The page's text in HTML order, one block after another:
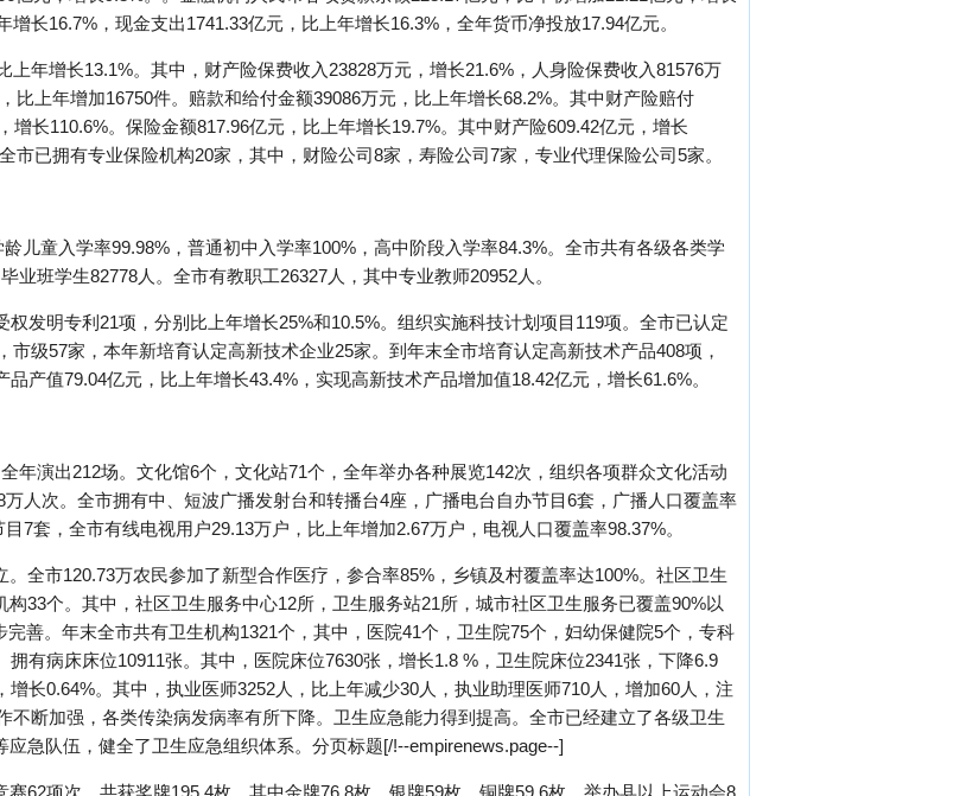
长16.7%，现金支出1741.33亿元，比上年增长16.3%，全年货币净投放17.94亿元。
年增长13.1%。其中，财产险保费收入23828万元，增长21.6%，人身险保费收入81576万
比上年增加16750件。赔款和给付金额39086万元，比上年增长68.2%。其中财产险赔付
增长110.6%。保险金额817.96亿元，比上年增长19.7%。其中财产险609.42亿元，增长
市已拥有专业保险机构20家，其中，财险公司8家，寿险公司7家，专业代理保险公司5家。
儿童入学率99.98%，普通初中入学率100%，高中阶段入学率84.3%。全市共有各级各类学
业班学生82778人。全市有教职工26327人，其中专业教师20952人。
发明专利21项，分别比上年增长25%和10.5%。组织实施科技计划项目119项。全市已认定
级57家，本年新培育认定高新技术企业25家。到年末全市培育认定高新技术产品408项，
产值79.04亿元，比上年增长43.4%，实现高新技术产品增加值18.42亿元，增长61.6%。
年演出212场。文化馆6个，文化站71个，全年举办各种展览142次，组织各项群众文化活动
人次。全市拥有中、短波广播发射台和转播台4座，广播电台自办节目6套，广播人口覆盖率
7套，全市有线电视用户29.13万户，比上年增加2.67万户，电视人口覆盖率98.37%。
全市120.73万农民参加了新型合作医疗，参合率85%，乡镇及村覆盖率达100%。社区卫生
33个。其中，社区卫生服务中心12所，卫生服务站21所，城市社区卫生服务已覆盖90%以
完善。年末全市共有卫生机构1321个，其中，医院41个，卫生院75个，妇幼保健院5个，专科
有病床床位10911张。其中，医院床位7630张，增长1.8 %，卫生院床位2341张，下降6.9
长0.64%。其中，执业医师3252人，比上年减少30人，执业助理医师710人，增加60人，注
不断加强，各类传染病发病率有所下降。卫生应急能力得到提高。全市已经建立了各级卫生
急队伍，健全了卫生应急组织体系。分页标题[/!--empirenews.page--]
62项次，共获奖牌195.4枚。其中金牌76.8枚，银牌59枚，铜牌59.6枚。举办县以上运动会8